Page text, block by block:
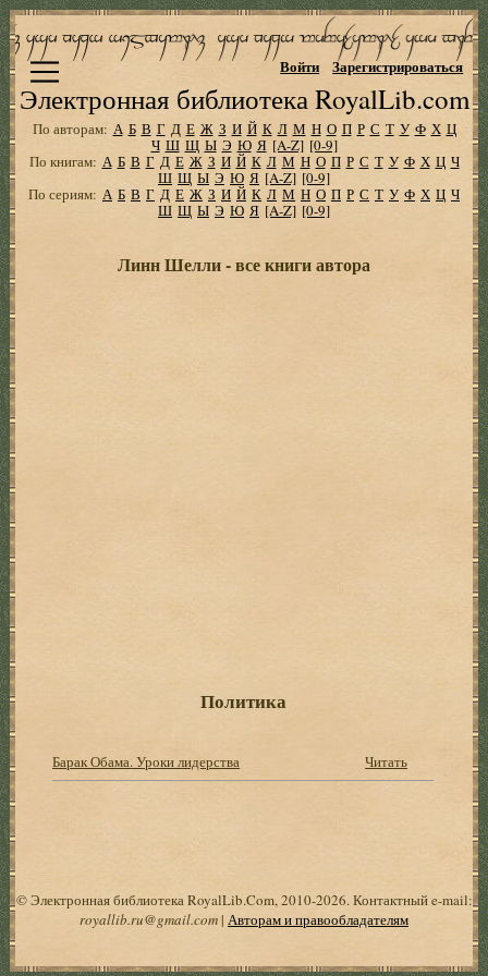
Электронная библиотека RoyalLib.com
Войти Зарегистрироваться
По авторам: А Б В Г Д Е Ж З И Й К Л М Н О П Р С Т У Ф Х Ц
Ч Ш Щ Ы Э Ю Я [A-Z] [0-9]
По книгам: А Б В Г Д Е Ж З И Й К Л М Н О П Р С Т У Ф Х Ц Ч
Ш Щ Ы Э Ю Я [A-Z] [0-9]
По сериям: А Б В Г Д Е Ж З И Й К Л М Н О П Р С Т У Ф Х Ц Ч
Ш Щ Ы Э Ю Я [A-Z] [0-9]
Линн Шелли - все книги автора
Политика
Барак Обама. Уроки лидерства Читать
© Электронная библиотека RoyalLib.Com, 2010-2026. Контактный e-mail:
royallib.ru@gmail.com| Авторам и правообладателям